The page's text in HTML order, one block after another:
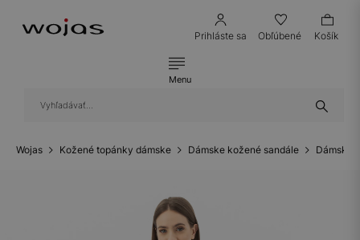
Prihláste sa Obľúbené Košík
Menu
Wojas Kožené topánky dámske Dámske kožené sandále Dámske